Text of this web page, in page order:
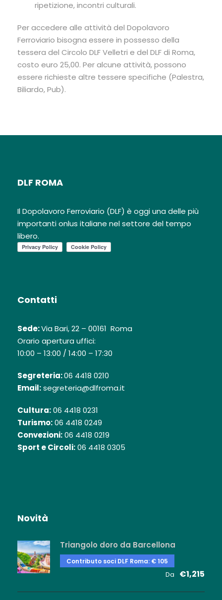
ripetizione, incontri culturali.
Per accedere alle attività del Dopolavoro
Ferroviario bisogna essere in possesso della
tessera del Circolo DLF Velletri e del DLF di Roma,
costo euro 25,00. Per alcune attività, possono
essere richieste altre tessere specifiche (Palestra,
Biliardo, Pub).
DLF ROMA
Il Dopolavoro Ferroviario (DLF) è oggi una delle più
importanti onlus italiane nel settore del tempo
libero.
Contatti
Sede:Via Bari, 22 – 00161 Roma
Orario apertura uffici:
10:00 – 13:00 / 14:00 – 17:30
Segreteria:06 4418 0210
Email:segreteria@dlfroma.it
Cultura:06 4418 0231
Turismo:06 4418 0249
Convezioni:06 4418 0219
Sport e Circoli:06 4418 0305
Novità
Triangolo doro da Barcellona
Contributo soci DLF Roma: € 105
Da €1,215